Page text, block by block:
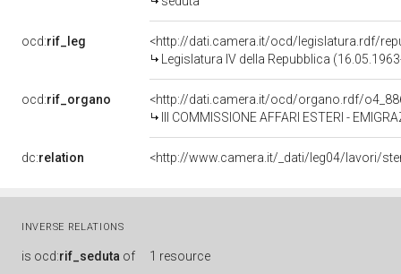
ocd:rif_leg
<http://dati.camera.it/ocd/legislatura.rdf/
Legislatura IV della Repubblica
ocd:rif_organo
<http://dati.camera.it/ocd/organo.rdf/
III COMMISSIONE AFFARI ESTERI -
dc:relation <http://www.camera.it/_dati/leg04/lavori/
INVERSE RELATIONS
is ocd:rif_seduta of 1 resource